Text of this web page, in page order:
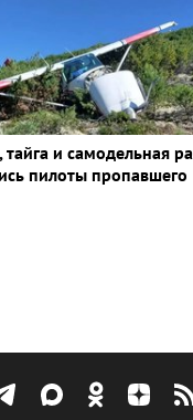
тайга и самодельная
пилоты пропавшего